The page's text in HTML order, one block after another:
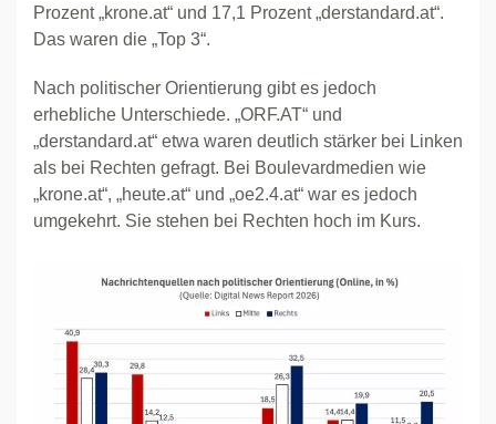
Prozent „krone.at“ und 17,1 Prozent „derstandard.at“.
Das waren die „Top 3“.
Nach politischer Orientierung gibt es jedoch
erhebliche Unterschiede. „ORF.AT“ und
„derstandard.at“ etwa waren deutlich stärker bei Linken
als bei Rechten gefragt. Bei Boulevardmedien wie
„krone.at“, „heute.at“ und „oe2.4.at“ war es jedoch
umgekehrt. Sie stehen bei Rechten hoch im Kurs.